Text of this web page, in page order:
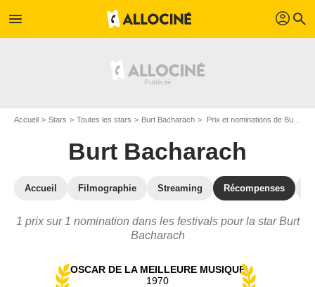
menu profil search
Accueil Stars Toutes les stars Burt Bacharach Prix et nominations de Burt Bacharach
Burt Bacharach
Accueil Filmographie Streaming Récompenses
1 prix sur 1 nomination dans les festivals pour la star Burt
Bacharach
OSCAR DE LA MEILLEURE MUSIQUE
1970